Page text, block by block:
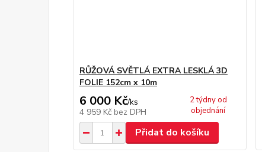
RŮŽOVÁ SVĚTLÁ EXTRA LESKLÁ 3D
FOLIE 152cm x 10m
6 000 Kč/ks
4 959 Kč bez DPH
2 týdny od
objednání
Přidat do košíku